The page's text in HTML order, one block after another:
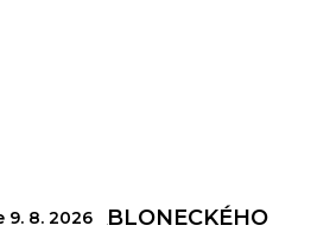
9. 8. 2026JABLONECKÉHO